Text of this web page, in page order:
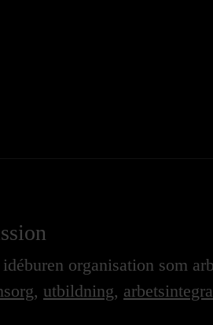
organisation som
, utbildning,